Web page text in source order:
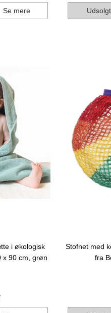
Se mere Udsolgt
i økologisk
x 90 cm, grøn
Stofnet med
fra